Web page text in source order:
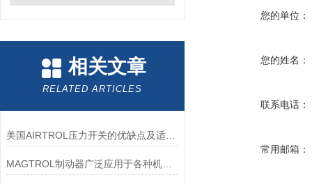
相关文章
RELATED ARTICLES
美国AIRTROL压力开关的优缺点及适用范围讲解
MAGTROL制动器广泛应用于各种机械设备和交通工具中
您的单位：
您的姓名：
联系电话：
常用邮箱：